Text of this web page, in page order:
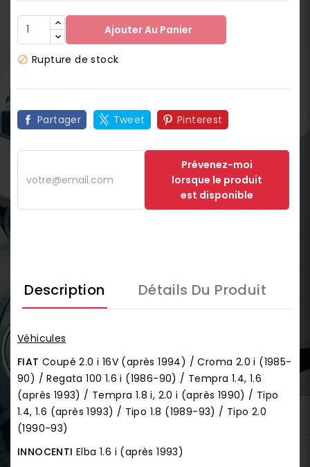
Ajouter Au Panier
 Rupture de stock
Partager Tweet Pinterest
Prévenez-moi
lorsque le produit
est disponible
Description Détails Du Produit
Véhicules
FIAT Coupé 2.0 i 16V (après 1994) / Croma 2.0 i (1985-
90) / Regata 100 1.6 i (1986-90) / Tempra 1.4, 1.6
(après 1993) / Tempra 1.8 i, 2.0 i (après 1990) / Tipo
1.4, 1.6 (après 1993) / Tipo 1.8 (1989-93) / Tipo 2.0
(1990-93)
INNOCENTI Elba 1.6 i (après 1993)